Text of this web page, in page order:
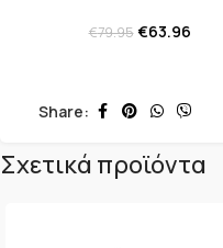
€79.95 €63.96
Share:
Σχετικά προϊόντα